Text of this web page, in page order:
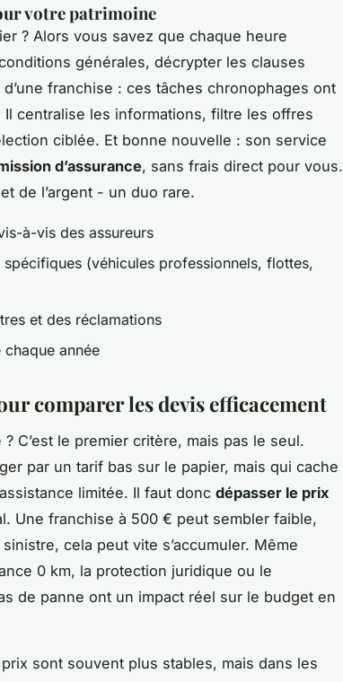
votre patrimoine
? Alors vous savez que chaque heure
générales, décrypter les clauses
franchise : ces tâches chronophages ont
centralise les informations, filtre les offres
ciblée. Et bonne nouvelle : son service
d’assurance, sans frais direct pour vous.
de l’argent - un duo rare.
à-vis des assureurs
(véhicules professionnels, flottes,
et des réclamations
année
comparer les devis efficacement
C’est le premier critère, mais pas le seul.
par un tarif bas sur le papier, mais qui cache
limitée. Il faut donc dépasser le prix
Une franchise à 500 € peut sembler faible,
cela peut vite s’accumuler. Même
0 km, la protection juridique ou le
de panne ont un impact réel sur le budget en
sont souvent plus stables, mais dans les